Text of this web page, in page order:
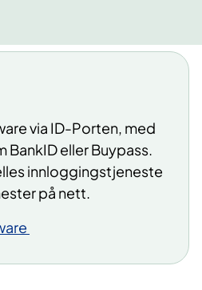
via ID-Porten, med
BankID eller Buypass.
innloggingstjeneste
på nett.